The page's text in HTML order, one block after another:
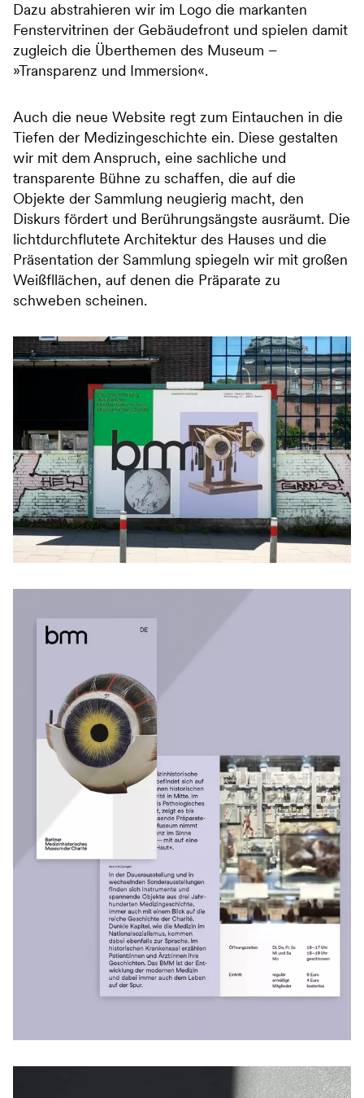
Dazu abstrahieren wir im Logo die markanten
Fenstervitrinen der Gebäudefront und spielen damit
zugleich die Überthemen des Museum –
»Transparenz und Immersion«.
Auch die neue Website regt zum Eintauchen in die
Tiefen der Medizingeschichte ein. Diese gestalten
wir mit dem Anspruch, eine sachliche und
transparente Bühne zu schaffen, die auf die
Objekte der Sammlung neugierig macht, den
Diskurs fördert und Berührungsängste ausräumt. Die
lichtdurchflutete Architektur des Hauses und die
Präsentation der Sammlung spiegeln wir mit großen
Weißfllächen, auf denen die Präparate zu
schweben scheinen.